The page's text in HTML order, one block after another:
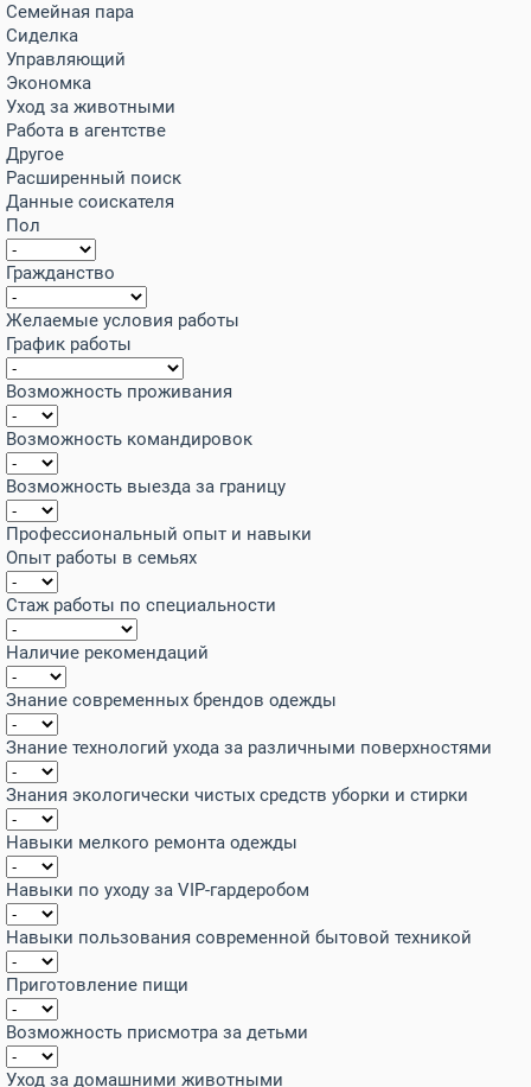
Семейная пара
Сиделка
Управляющий
Экономка
Уход за животными
Работа в агентстве
Другое
Расширенный поиск
Данные соискателя
Пол
Гражданство
Желаемые условия работы
График работы
Возможность проживания
Возможность командировок
Возможность выезда за границу
Профессиональный опыт и навыки
Опыт работы в семьях
Стаж работы по специальности
Наличие рекомендаций
Знание современных брендов одежды
Знание технологий ухода за различными поверхностями
Знания экологически чистых средств уборки и стирки
Навыки мелкого ремонта одежды
Навыки по уходу за VIP-гардеробом
Навыки пользования современной бытовой техникой
Приготовление пищи
Возможность присмотра за детьми
Уход за домашними животными